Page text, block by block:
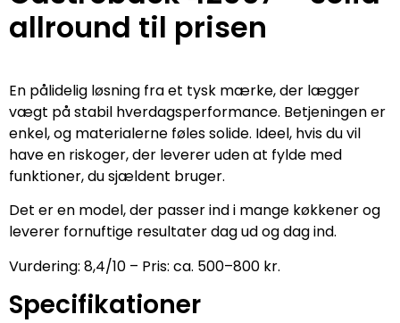
allround til prisen
En pålidelig løsning fra et tysk mærke, der lægger
vægt på stabil hverdagsperformance. Betjeningen er
enkel, og materialerne føles solide. Ideel, hvis du vil
have en riskoger, der leverer uden at fylde med
funktioner, du sjældent bruger.
Det er en model, der passer ind i mange køkkener og
leverer fornuftige resultater dag ud og dag ind.
Vurdering: 8,4/10 – Pris: ca. 500–800 kr.
Specifikationer